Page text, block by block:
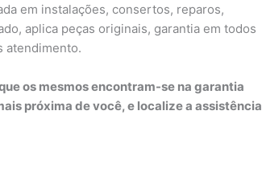
em instalações, consertos, reparos,
aplica peças originais, garantia em todos
atendimento.
os mesmos encontram-se na garantia
próxima de você, e localize a assistência